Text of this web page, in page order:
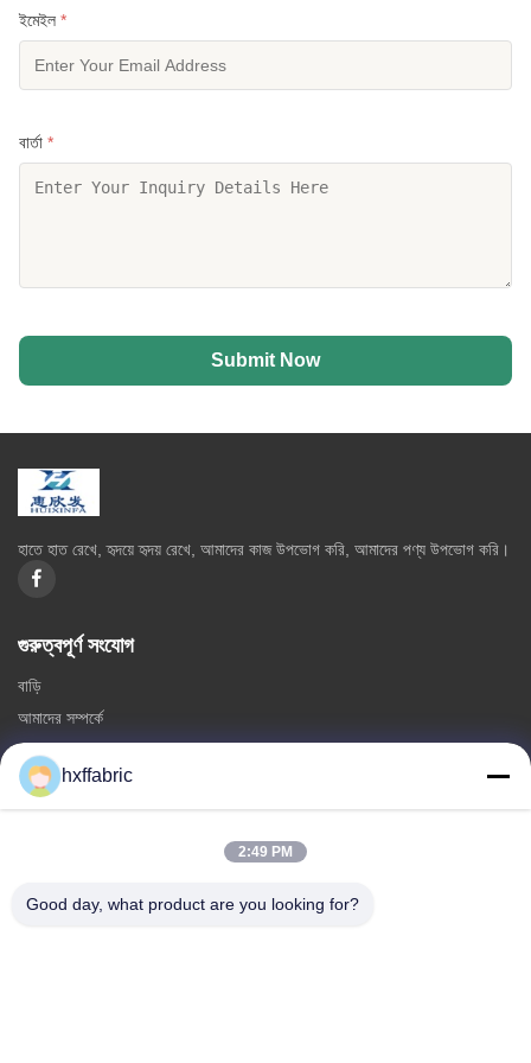
ইমেইল *
বার্তা *
Submit Now
হাতে হাত রেখে, হৃদয়ে হৃদয় রেখে, আমাদের কাজ উপভোগ করি, আমাদের পণ্য উপভোগ করি।
গুরুত্বপূর্ণ সংযোগ
বাড়ি
আমাদের সম্পর্কে
পণ্য
আমাদের সাথে যোগাযোগ করুন
এসবিআর নিওপ্রেইন ফ্যাব্রিক
hxffabric
2:49 PM
Good day, what product are you looking for?